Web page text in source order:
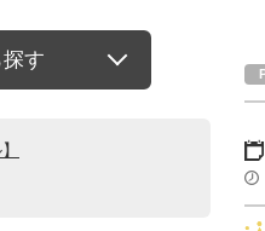
す